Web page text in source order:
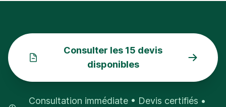
Consulter les 15 devis
disponibles
Consultation immédiate • Devis certifiés •